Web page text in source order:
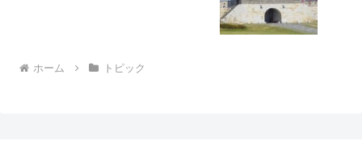
ホーム トピック